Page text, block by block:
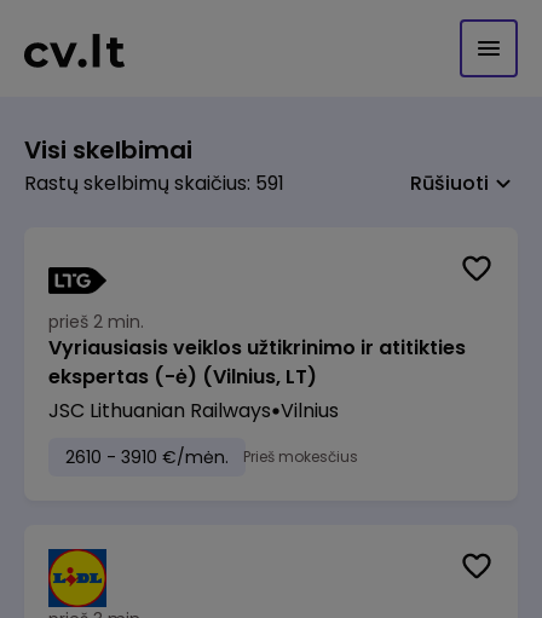
Visi skelbimai
Rastų skelbimų skaičius: 591 Rūšiuoti
prieš 2 min.
Vyriausiasis veiklos užtikrinimo ir atitikties
ekspertas (-ė) (Vilnius, LT)
JSC Lithuanian Railways Vilnius
2610 - 3910 €/mėn. Prieš mokesčius